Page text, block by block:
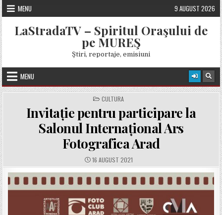
Skip
to
content
MENU 9 AUGUST 2026
LaStradaTV – Spiritul Oraşului de
pe MUREŞ
Ştiri, reportaje, emisiuni
MENU
POSTED
IN
CULTURA
Invitație pentru participare la
Salonul Internațional Ars
Fotografica Arad
PUBLISHED
DATE:
16 AUGUST 2021